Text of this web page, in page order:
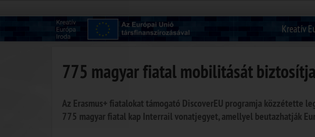
Kreatív
775 magyar fiatal mobilitását
Az Erasmus+ fiatalokat támogató DiscoverEU programja közzétette
775 magyar fiatal kap Interrail vonatjegyet, amellyel beutazhatják